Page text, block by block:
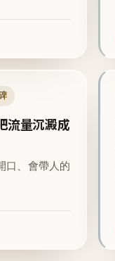
流量沉澱成
口、會帶人的